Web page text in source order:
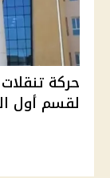
حركة
لقسم أول